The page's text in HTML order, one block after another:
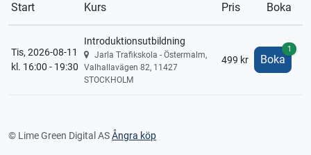
Start Kurs Pris Boka
Tis, 2026-08-11
kl. 16:00 - 19:30
Introduktionsutbildning
Jarla Trafikskola - Östermalm,
Valhallavägen 82, 11427
STOCKHOLM
499 kr Boka
1
© Lime Green Digital ASÅngra köp